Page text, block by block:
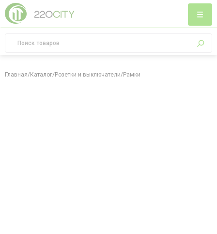
Главная/Каталог/Розетки и выключатели/Рамки